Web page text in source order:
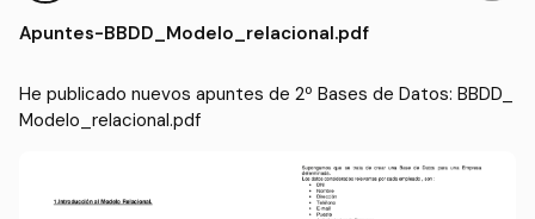
Apuntes-BBDD_Modelo_relacional.pdf
He publicado nuevos apuntes de 2º Bases de Datos: BBDD_
Modelo_relacional.pdf